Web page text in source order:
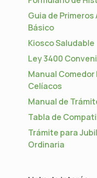
Guia de Primeros
Básico
Kiosco Saludable
Ley 3400
Manual Comedor
Celíacos
Manual de
Tabla de
Trámite para
Ordinaria